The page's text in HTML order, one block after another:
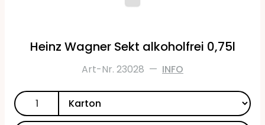
Heinz Wagner Sekt alkoholfrei 0,75l
Art-Nr. 23028 — INFO